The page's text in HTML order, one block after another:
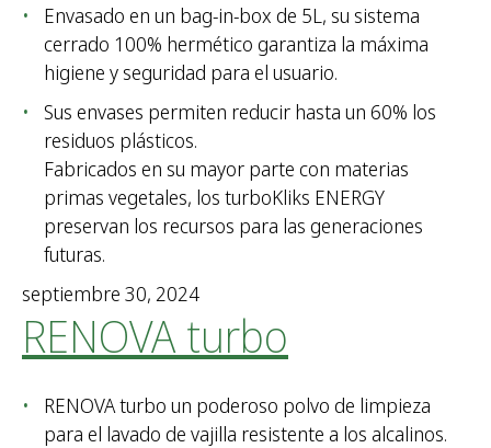
Envasado en un bag-in-box de 5L, su sistema
cerrado 100% hermético garantiza la máxima
higiene y seguridad para el usuario.
Sus envases permiten reducir hasta un 60% los
residuos plásticos.
Fabricados en su mayor parte con materias
primas vegetales, los turboKliks ENERGY
preservan los recursos para las generaciones
futuras.
septiembre 30, 2024
RENOVA turbo
RENOVA turbo un poderoso polvo de limpieza
para el lavado de vajilla resistente a los alcalinos.